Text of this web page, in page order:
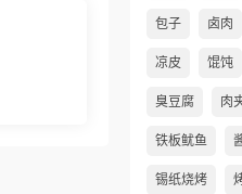
包子 卤肉
凉皮 馄饨
臭豆腐 肉
铁板鱿鱼
锡纸烧烤